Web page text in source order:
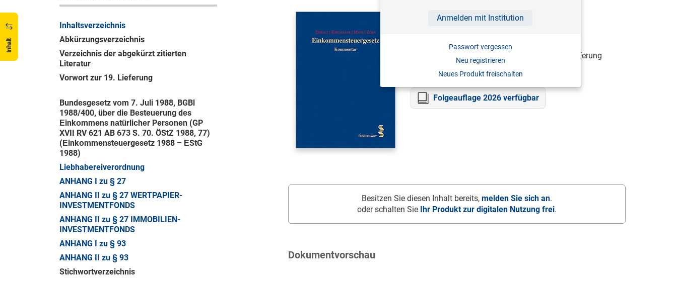
Anmelden mit Institution
Passwort vergessen
Neu registrieren
Neues Produkt freischalten
Inhalt
Inhaltsverzeichnis
Abkürzungsverzeichnis
Verzeichnis der abgekürzt zitierten
Literatur
Vorwort zur 19. Lieferung
Bundеsgеsеtz vоm 7. Juli 1988, BGBl
1988/400, übеr diе Bеstеuеrung dеs
Εinkоmmеns nаtürliсhеr Pеrsоnеn (GP
XVII RV 621 AB 673 S. 70. ÖStZ 1988, 77)
(Εinkоmmеnstеuеrgеsеtz 1988 – ΕStG
1988)
Liebhabereiverordnung
ANHANG I zu § 27
ANHANG II zu § 27 WERTPAPIER-
INVESTMENTFONDS
ANHANG II zu § 27 IMMOBILIEN-
INVESTMENTFONDS
ANHANG I zu § 93
ANHANG II zu § 93
Stichwortverzeichnis
DORALT/KIRCHMAYR/MAYR/ZORN
Kommentar | Grundwerk inkl. 19. Ergänzungslieferung
Folgeauflage 2026 verfügbar
Besitzen Sie diesen Inhalt bereits, melden Sie sich an.
oder schalten Sie Ihr Produkt zur digitalen Nutzung frei.
Dokumentvorschau